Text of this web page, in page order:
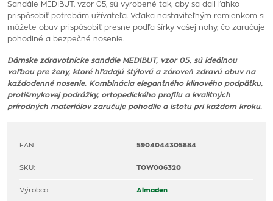
Sandále MEDIBUT, vzor 05, sú vyrobené tak, aby sa dali ľahko
prispôsobiť potrebám užívateľa. Vďaka nastaviteľným remienkom si
môžete obuv prispôsobiť presne podľa šírky vašej nohy, čo zaručuje
pohodlné a bezpečné nosenie.
Dámske zdravotnícke sandále MEDIBUT, vzor 05, sú ideálnou
voľbou pre ženy, ktoré hľadajú štýlovú a zároveň zdravú obuv na
každodenné nosenie. Kombinácia elegantného klinového podpätku,
protišmykovej podrážky, ortopedického profilu a kvalitných
prírodných materiálov zaručuje pohodlie a istotu pri každom kroku.
EAN: 5904044305884
SKU: TOW006320
Výrobca: Almaden